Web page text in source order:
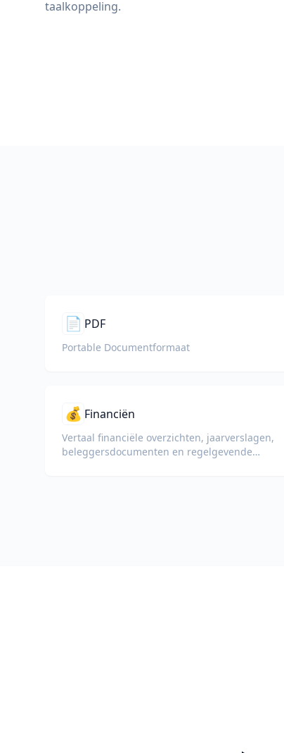
taalkoppeling.
📄 PDF
Portable Documentformaat
💰 Financiën
Vertaal financiële overzichten, jaarverslagen,
beleggersdocumenten en regelgevende